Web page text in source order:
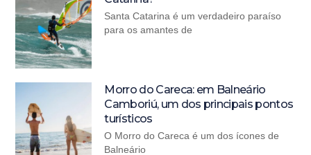
Santa Catarina é um verdadeiro paraíso
para os amantes de
Morro do Careca: em Balneário
Camboriú, um dos principais pontos
turísticos
O Morro do Careca é um dos ícones de
Balneário